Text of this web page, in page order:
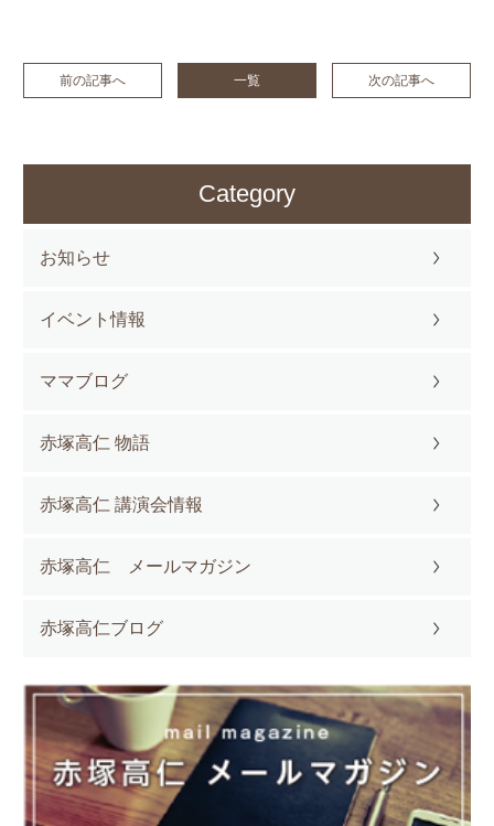
前の記事へ 一覧 次の記事へ
Category
お知らせ
イベント情報
ママブログ
赤塚高仁 物語
赤塚高仁 講演会情報
赤塚高仁 メールマガジン
赤塚高仁ブログ